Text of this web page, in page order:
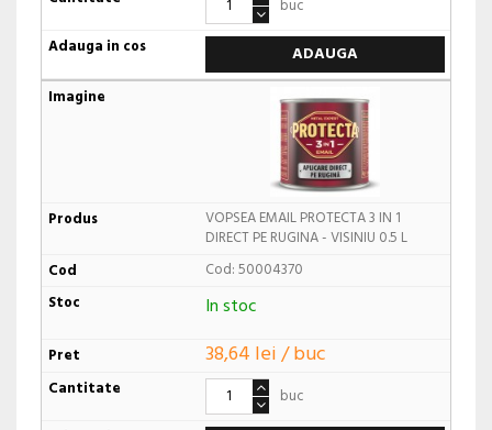
buc
ADAUGA
VOPSEA EMAIL PROTECTA 3 IN 1
DIRECT PE RUGINA - VISINIU 0.5 L
Cod: 50004370
In stoc
38,64 lei / buc
buc